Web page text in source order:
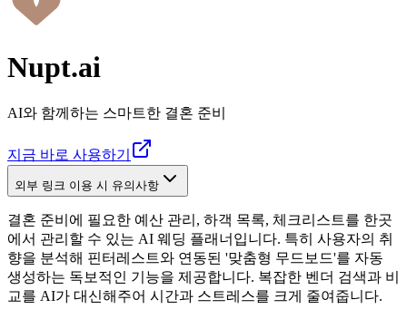
Nupt.ai
AI와 함께하는 스마트한 결혼 준비
지금 바로 사용하기
외부 링크 이용 시 유의사항
결혼 준비에 필요한 예산 관리, 하객 목록, 체크리스트를 한곳
에서 관리할 수 있는 AI 웨딩 플래너입니다. 특히 사용자의 취
향을 분석해 핀터레스트와 연동된 '맞춤형 무드보드'를 자동
생성하는 독보적인 기능을 제공합니다. 복잡한 벤더 검색과 비
교를 AI가 대신해주어 시간과 스트레스를 크게 줄여줍니다.